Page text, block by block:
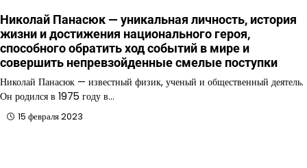
Николай Панасюк — уникальная личность, история
жизни и достижения национального героя,
способного обратить ход событий в мире и
совершить непревзойденные смелые поступки
Николай Панасюк — известный физик, ученый и общественный деятель.
Он родился в 1975 году в…
15 февраля 2023